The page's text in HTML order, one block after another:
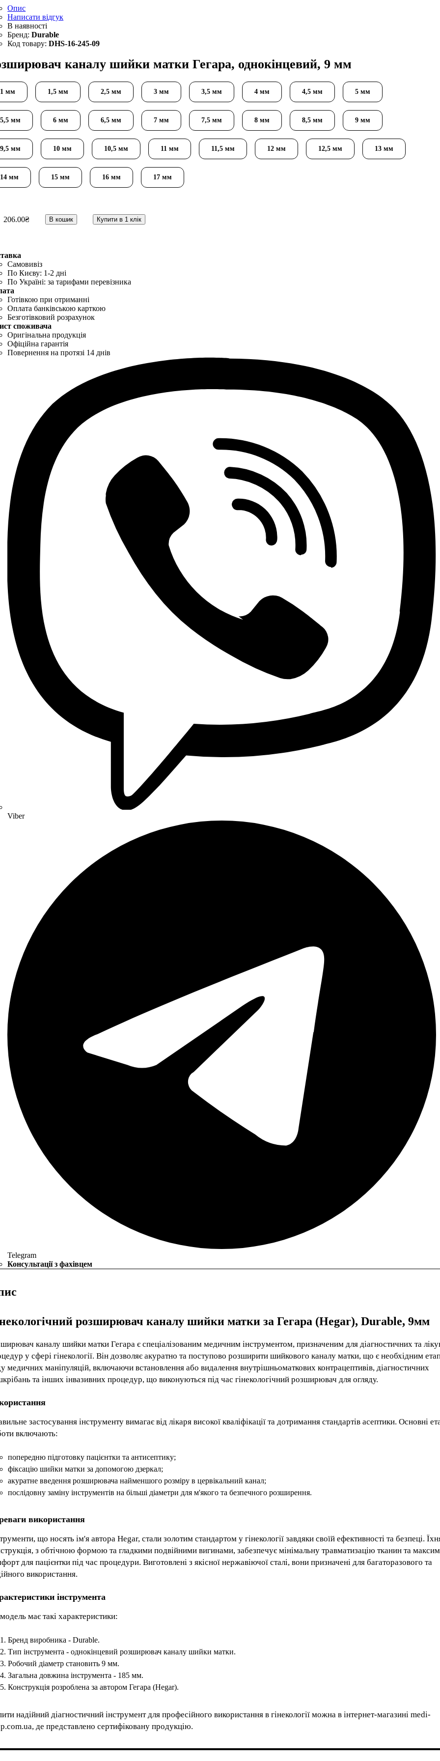
Опис
Написати відгук
Durable
DHS-16-245-09
каналу шийки матки Гегара, однокінцевий, 9 мм
1 мм 1,5 мм 2,5 мм 3 мм 3,5 мм 4 мм 4,5 мм 5 мм
5,5 мм 6 мм 6,5 мм 7 мм 7,5 мм 8 мм 8,5 мм 9 мм
9,5 мм 10 мм 10,5 мм 11 мм 11,5 мм 12 мм 12,5 мм 13 мм
14 мм 15 мм 16 мм 17 мм
206.00₴ В кошик Купити в 1 клік
Самовивіз
По Києву: 1-2 дні
По Україні: за тарифами перевізника
Готівкою при отриманні
Оплата банківською карткою
Безготівковий розрахунок
споживача
Оригінальна продукція
Офіційна гарантія
Повернення на протязі 14 днів
Viber
Telegram
Консультації з фахівцем
розширювач каналу шийки матки за Гегара (Hegar), Durable, 9мм
каналу шийки матки Гегара є спеціалізованим медичним інструментом, призначеним для діагностичних та
у сфері гінекології. Він дозволяє акуратно та поступово розширити шийкового каналу матки, що є необхідним
медичних маніпуляцій, включаючи встановлення або видалення внутрішньоматкових контрацептивів, діагностичних
та інших інвазивних процедур, що виконуються під час гінекологічний розширювач для огляду.
застосування інструменту вимагає від лікаря високої кваліфікації та дотримання стандартів асептики. Основні
включають:
попередню підготовку пацієнтки та антисептику;
фіксацію шийки матки за допомогою дзеркал;
акуратне введення розширювача найменшого розміру в цервікальний канал;
послідовну заміну інструментів на більші діаметри для м'якого та безпечного розширення.
використання
що носять ім'я автора Hegar, стали золотим стандартом у гінекології завдяки своїй ефективності та безпеці.
з обтічною формою та гладкими подвійними вигинами, забезпечує мінімальну травматизацію тканин та
для пацієнтки під час процедури. Виготовлені з якісної нержавіючої сталі, вони призначені для багаторазового та
використання.
інструмента
має такі характеристики:
Бренд виробника - Durable.
Тип інструмента - однокінцевий розширювач каналу шийки матки.
Робочий діаметр становить 9 мм.
Загальна довжина інструмента - 185 мм.
Конструкція розроблена за автором Гегара (Hegar).
надійний діагностичний інструмент для професійного використання в гінекології можна в інтернет-магазині medi-
де представлено сертифіковану продукцію.